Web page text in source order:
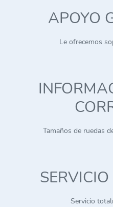
APOYO
Le ofrecemos
Tamaños de ruedas
Servicio